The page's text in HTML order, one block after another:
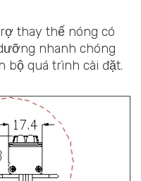
thay thế nóng có
nhanh chóng
bộ quá trình cài đặt.